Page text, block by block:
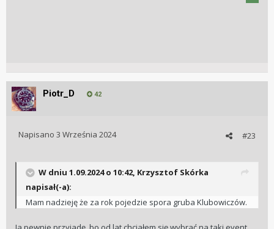
Stowarzyszenia.
Piotr_D 42
#23
Napisano 3 Września 2024
W dniu 1.09.2024 o 10:42, Krzysztof Skórka
napisał(-a):
Mam nadzieję że za rok pojedzie spora gruba Klubowiczów.